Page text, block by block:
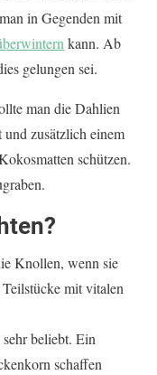
in Gegenden mit
kann. Ab
gelungen sei.
man die Dahlien
zusätzlich einem
schützen.
Knollen, wenn sie
mit vitalen
beliebt. Ein
schaffen